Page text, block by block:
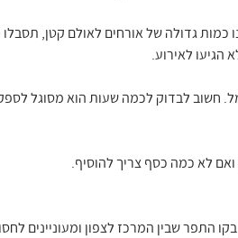
גדולה של אורחים לאולם קטן, תסבלו
הגיעו לאירוע.
חשוב לבדוק לכמה שעות הוא מסוגל
ואם לא כמה כסף צריך להוסיף.
התפר שבין המרכז לצפון ומעוניינים